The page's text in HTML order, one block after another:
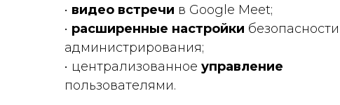
• видео встречи в Google Meet;
• расширенные настройки
администрирования;
• централизованное управление
пользователями.